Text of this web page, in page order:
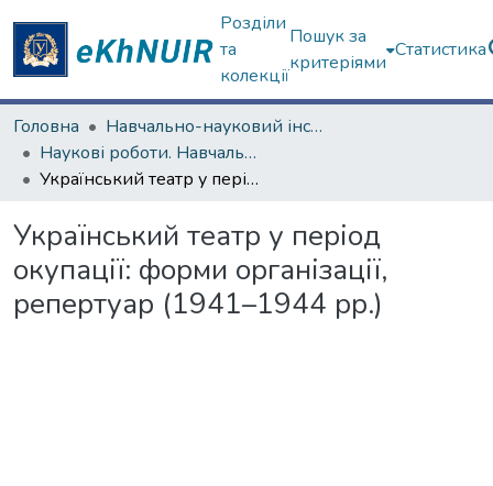
Розділи
та
колекції
Пошук за
критеріями
Статистика
Головна
Навчально-науковий інститут філософії, культурології, політології
Наукові роботи. Навчально-науковий інститут філософії, культурології, політології
Український театр у період окупації: форми організації, репертуар (1941–1944 рр.)
Український театр у період
окупації: форми організації,
репертуар (1941–1944 рр.)